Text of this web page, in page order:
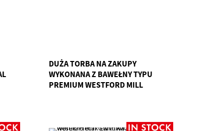
DUŻA TORBA NA ZAKUPY
WYKONANA Z BAWEŁNY TYPU
PREMIUM WESTFORD MILL